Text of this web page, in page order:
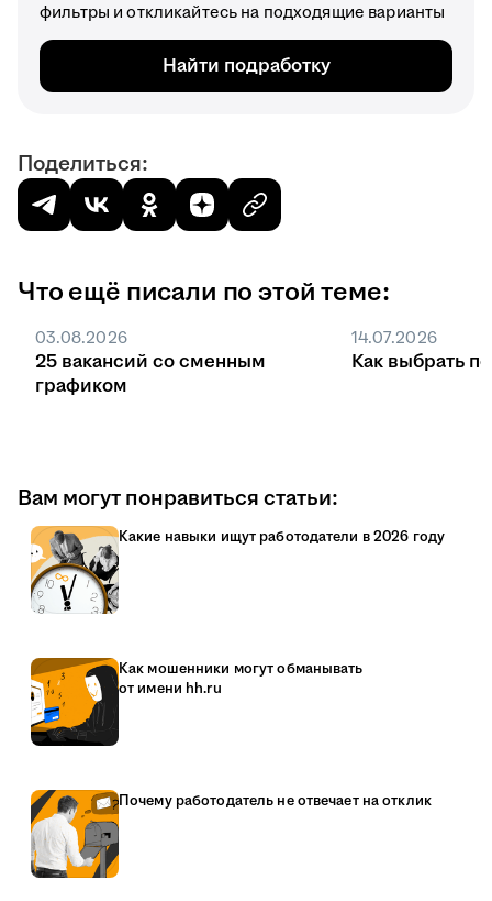
фильтры и откликайтесь на подходящие варианты
Найти подработку
Поделиться:
Что ещё писали по этой теме:
03.08.2026
25 вакансий со сменным
графиком
14.07.2026
Как выбрать
Вам могут понравиться статьи:
Какие навыки ищут работодатели в 2026 году
Как мошенники могут обманывать
от имени hh.ru
Почему работодатель не отвечает на отклик